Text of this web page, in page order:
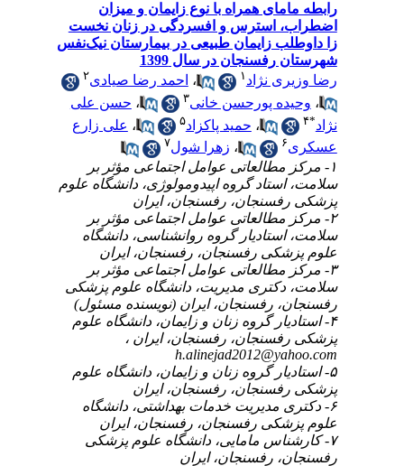
رابطه مامای همراه با نوع زایمان و میزان
اضطراب، استرس و افسردگی در زنان نخست
زا داوطلب زایمان طبیعی در بیمارستان نیک‌نفس
شهرستان رفسنجان در سال 1399
رضا وزیری نژاد ۱ ،احمد رضا صیادی۲
،وحیده پورحسن خانی ،حسن علی
نژاد * ۴ ،حمید پاکزاد ۵ ،علی زارع
عسکری
،زهرا شول۷
۱- مرکز مطالعاتی عوامل اجتماعی مؤثر بر
سلامت، استاد گروه اپیدومولوژی، دانشگاه علوم
پزشکی رفسنجان، رفسنجان، ایران
۲- مرکز مطالعاتی عوامل اجتماعی مؤثر بر
سلامت، استادیار گروه روانشناسی، دانشگاه
علوم پزشکی رفسنجان، رفسنجان، ایران
۳- مرکز مطالعاتی عوامل اجتماعی مؤثر بر
سلامت، دکتری مدیریت، دانشگاه علوم پزشکی
رفسنجان، رفسنجان، ایران (نویسنده مسئول)
۴- استادیار گروه زنان و زایمان، دانشگاه علوم
پزشکی رفسنجان، رفسنجان، ایران ،
h.alinejad2012@yahoo.com
۵- استادیار گروه زنان و زایمان، دانشگاه علوم
پزشکی رفسنجان، رفسنجان، ایران
۶- دکتری مدیریت خدمات بهداشتی، دانشگاه
علوم پزشکی رفسنجان، رفسنجان، ایران
۷- کارشناس مامایی، دانشگاه علوم پزشکی
رفسنجان، رفسنجان، ایران